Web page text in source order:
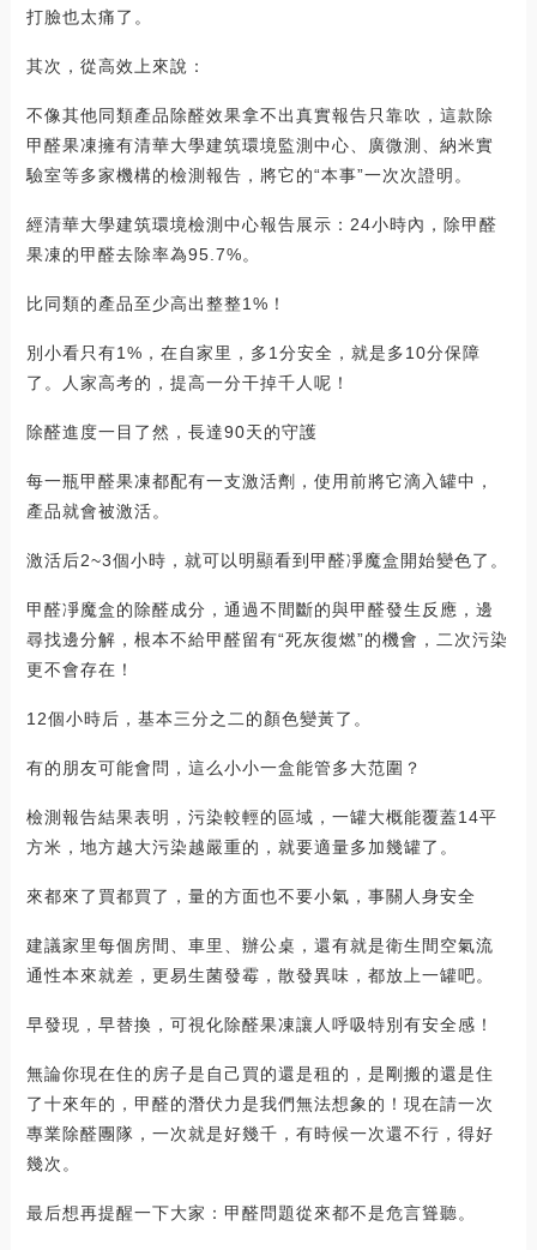
打臉也太痛了。
其次，從高效上來說：
不像其他同類產品除醛效果拿不出真實報告只靠吹，這款除
甲醛果凍擁有清華大學建筑環境監測中心、廣微測、納米實
驗室等多家機構的檢測報告，將它的“本事”一次次證明。
經清華大學建筑環境檢測中心報告展示：24小時內，除甲醛
果凍的甲醛去除率為95.7%。
比同類的產品至少高出整整1%！
別小看只有1%，在自家里，多1分安全，就是多10分保障
了。人家高考的，提高一分干掉千人呢！
除醛進度一目了然，長達90天的守護
每一瓶甲醛果凍都配有一支激活劑，使用前將它滴入罐中，
產品就會被激活。
激活后2~3個小時，就可以明顯看到甲醛凈魔盒開始變色了。
甲醛凈魔盒的除醛成分，通過不間斷的與甲醛發生反應，邊
尋找邊分解，根本不給甲醛留有“死灰復燃”的機會，二次污染
更不會存在！
12個小時后，基本三分之二的顏色變黃了。
有的朋友可能會問，這么小小一盒能管多大范圍？
檢測報告結果表明，污染較輕的區域，一罐大概能覆蓋14平
方米，地方越大污染越嚴重的，就要適量多加幾罐了。
來都來了買都買了，量的方面也不要小氣，事關人身安全
建議家里每個房間、車里、辦公桌，還有就是衛生間空氣流
通性本來就差，更易生菌發霉，散發異味，都放上一罐吧。
早發現，早替換，可視化除醛果凍讓人呼吸特別有安全感！
無論你現在住的房子是自己買的還是租的，是剛搬的還是住
了十來年的，甲醛的潛伏力是我們無法想象的！現在請一次
專業除醛團隊，一次就是好幾千，有時候一次還不行，得好
幾次。
最后想再提醒一下大家：甲醛問題從來都不是危言聳聽。